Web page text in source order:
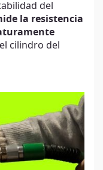
del
la resistencia
cilindro del